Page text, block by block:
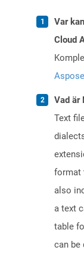
Var
Cloud
Vad är
Text
format
also
a text
table
can be